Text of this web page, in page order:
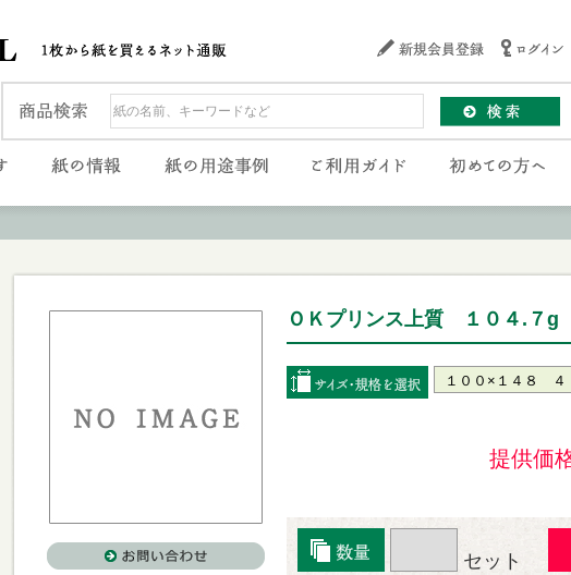
ＯＫプリンス上質 １０４.７g
提供価
セット